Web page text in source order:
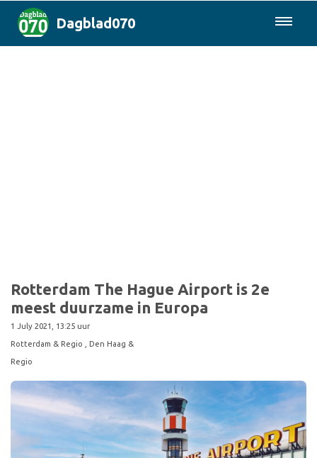
Dagblad070
Rotterdam The Hague Airport is 2e
meest duurzame in Europa
1 July 2021, 13:25 uur
Rotterdam & Regio , Den Haag &
Regio